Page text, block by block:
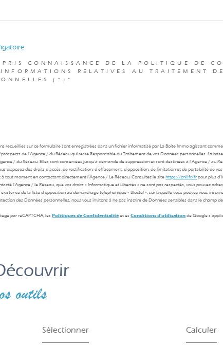
CONNAISSANCE DE LA POLITIQUE DE
RELATIVES AU TRAITEMENT
(*)*
recueillies sur ce formulaire sont enregistrées dans un fichier informatisé par La Boite Immo agissant
de l'Agence / du Réseau qui reste Responsable du Traitement de vos Données personnelles. La
/ du Réseau. Elles sont conservées jusqu'à demande de suppression et sont destinées à l'Agence / au
disposez des droits d’accès, de rectification, d’effacement, d’opposition, de limitation et de portabilité de
tout moment en contactant directement l’Agence / Le Réseau. Consultez le sitehttps://cnil.fr/fr pour plus
l'Agence / le Réseau, que vos droits « Informatique et Libertés » ne sont pas respectés, vous pouvez
de la liste d'opposition au démarchage téléphonique « Bloctel », sur laquelle vous pouvez vous
des Données personnelles, nous vous invitons à ne pas inscrire de Données sensibles dans le champ de
par reCAPTCHA, lesPolitiques de Confidentialité et esConditions d'utilisation de Google
découvrir
outils
Sélectionner Calculer